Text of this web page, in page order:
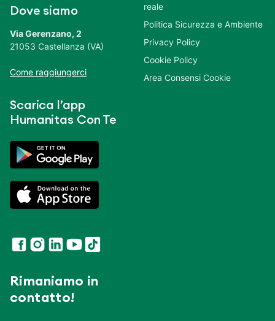
Dove siamo
Via Gerenzano, 2
21053 Castellanza (VA)
Come raggiungerci
Scarica l’app
Humanitas Con Te
Rimaniamo in
contatto!
reale
Politica Sicurezza e Ambiente
Privacy Policy
Cookie Policy
Area Consensi Cookie